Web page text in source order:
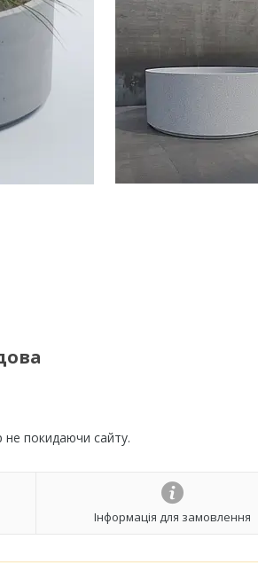
не покидаючи сайту.
Інформація для замовлення